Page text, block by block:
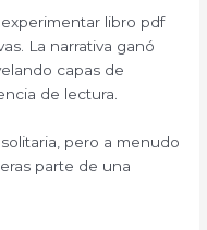
libro pdf
La narrativa ganó
capas de
de lectura.
pero a menudo
parte de una